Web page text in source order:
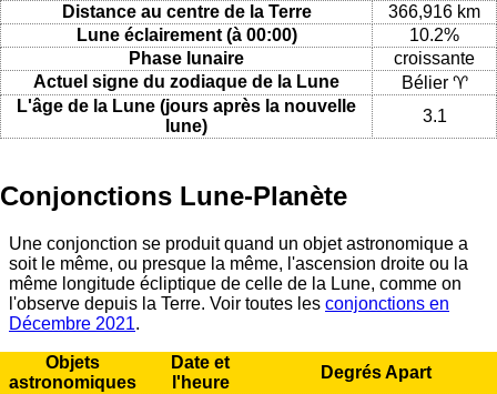
Distance au centre de la Terre
366,916 km
Lune éclairement (à 00:00)
10.2%
Phase lunaire
croissante
Actuel signe du zodiaque de la Lune
Bélier ♈
L'âge de la Lune (jours après la nouvelle
lune)
3.1
Conjonctions Lune-Planète
Une conjonction se produit quand un objet astronomique a
soit le même, ou presque la même, l'ascension droite ou la
même longitude écliptique de celle de la Lune, comme on
l'observe depuis la Terre. Voir toutes les conjonctions en
Décembre 2021.
Objets
astronomiques
Date et
l'heure
Degrés Apart